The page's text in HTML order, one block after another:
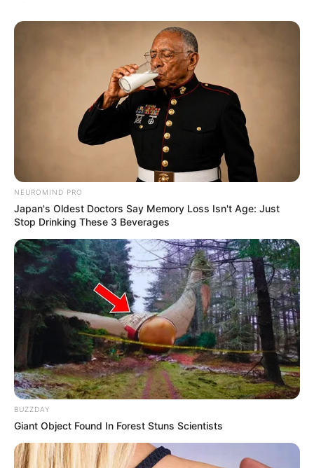
(foto: pinterest)
4. Dari lingkaran juga bisa membuat kucing yang
sedang tidur. Jangan sampai ketinggalan gambar
telinga dan ekornya yang menjuntai ya
NEUROMIND PRO
Japan's Oldest Doctors Say Memory Loss Isn't Age: Just
Stop Drinking These 3 Beverages
BUZZDAY
Giant Object Found In Forest Stuns Scientists